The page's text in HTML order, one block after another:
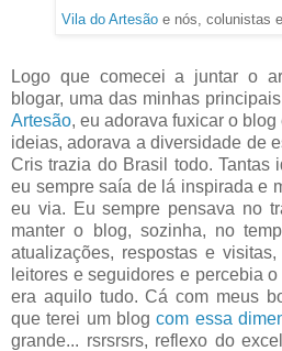
Vila do Artesãoe nós, colunistas e
Logo que comecei a juntar o
blogar, uma das minhas
Artesão, eu adorava fuxicar o
ideias, adorava a diversidade de
Cris trazia do Brasil todo. Tantas
eu sempre saía de lá inspirada e
eu via. Eu sempre pensava no
manter o blog, sozinha, no
atualizações, respostas e
leitores e seguidores e percebia
era aquilo tudo. Cá com meus
que terei um blogcom essa
grande... rsrsrsrs, reflexo do